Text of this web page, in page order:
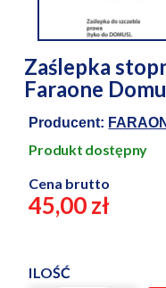
Zaślepka
Faraone
Producent:
Produkt dostępny
Cena brutto
45,00 zł
ILOŚĆ